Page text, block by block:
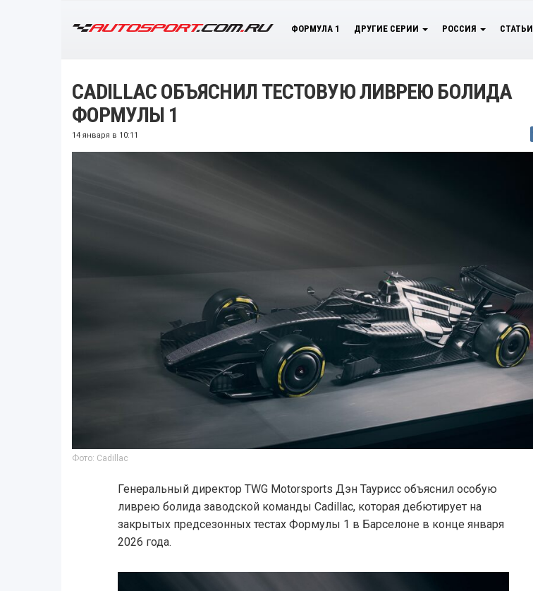
ФОРМУЛА 1 ДРУГИЕ СЕРИИ РОССИЯ СТАТЬИ
CADILLAC ОБЪЯСНИЛ ТЕСТОВУЮ ЛИВРЕЮ БОЛИДА
ФОРМУЛЫ 1
14 января в 10:11
Фото: Cadillac
Генеральный директор TWG Motorsports Дэн Таурисс объяснил особую
ливрею болида заводской команды Cadillac, которая дебютирует на
закрытых предсезонных тестах Формулы 1 в Барселоне в конце января
2026 года.